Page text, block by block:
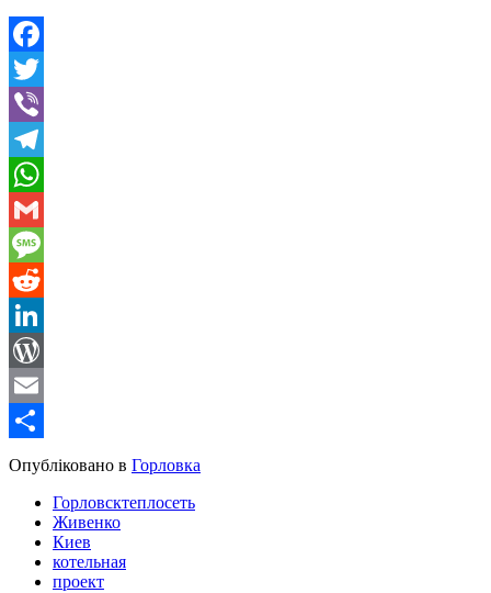
Facebook
Twitter
Viber
Telegram
WhatsApp
Gmail
Message
Reddit
LinkedIn
WordPress
Email
Share
Опубліковано в Горловка
Горловсктеплосеть
Живенко
Киев
котельная
проект